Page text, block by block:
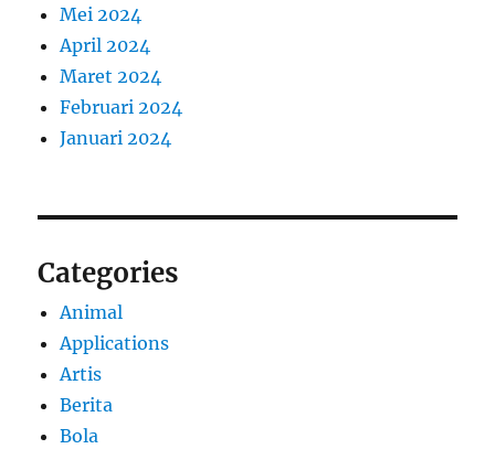
Mei 2024
April 2024
Maret 2024
Februari 2024
Januari 2024
Categories
Animal
Applications
Artis
Berita
Bola